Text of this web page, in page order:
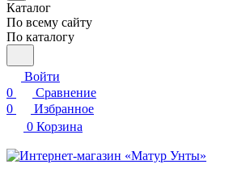
Каталог
По всему сайту
По каталогу
Войти
0
Сравнение
0
Избранное
0 Корзина